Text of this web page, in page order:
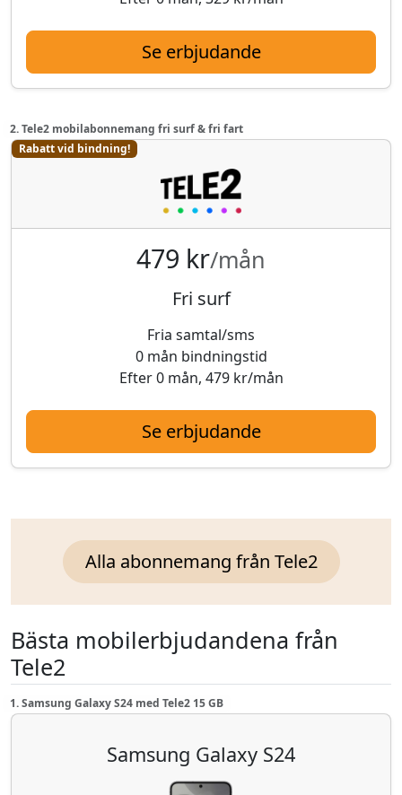
Se erbjudande
2. Tele2 mobilabonnemang fri surf & fri fart
Rabatt vid bindning!
479 kr/mån
Fri surf
Fria samtal/sms
0 mån bindningstid
Efter 0 mån, 479 kr/mån
Se erbjudande
Alla abonnemang från Tele2
Bästa mobilerbjudandena från
Tele2
1. Samsung Galaxy S24 med Tele2 15 GB
Samsung Galaxy S24